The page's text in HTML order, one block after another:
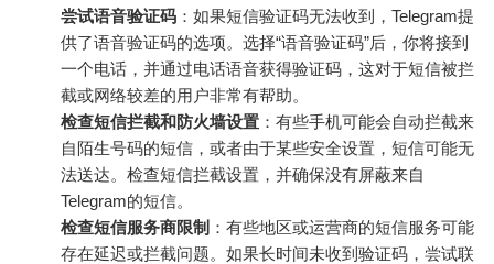
尝试语音验证码 ：如果短信验证码无法收到，Telegram提
供了语音验证码的选项。选择“语音验证码”后，你将接到
一个电话，并通过电话语音获得验证码，这对于短信被拦
截或网络较差的用户非常有帮助。
检查短信拦截和防火墙设置 ：有些手机可能会自动拦截来
自陌生号码的短信，或者由于某些安全设置，短信可能无
法送达。检查短信拦截设置，并确保没有屏蔽来自
Telegram的短信。
检查短信服务商限制 ：有些地区或运营商的短信服务可能
存在延迟或拦截问题。如果长时间未收到验证码，尝试联